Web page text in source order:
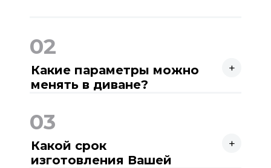
02
Какие параметры можно
менять в диване?
+
заканчивая высотой и шириной подлокотника.
Также мы выбираем с Вами ткань, ножки и
наполнение для Вашего дивана. То есть диван
создается полностью под Вас!
03
Какой срок
изготовления Вашей
+